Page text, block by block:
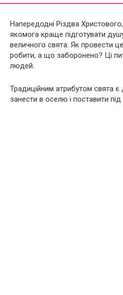
Напередодні Різдва
якомога краще підготувати
величного свята. Як провести
робити, а що заборонено? Ці
людей.
Традиційним атрибутом свята є
занести в оселю і поставити